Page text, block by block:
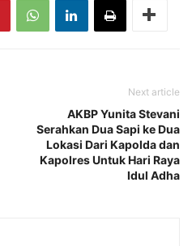
Next article
AKBP Yunita Stevani
Serahkan Dua Sapi ke Dua
Lokasi Dari Kapolda dan
Kapolres Untuk Hari Raya
Idul Adha